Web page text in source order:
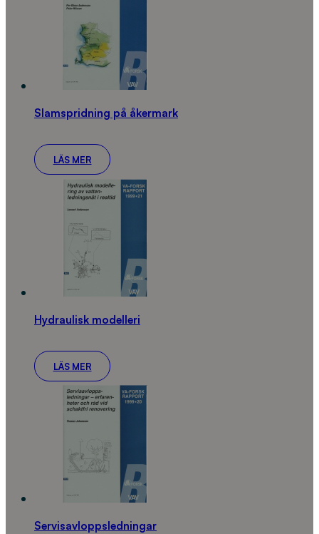
Slamspridning på åkermark
LÄS MER
Hydraulisk modelleri
LÄS MER
Servisavloppsledningar